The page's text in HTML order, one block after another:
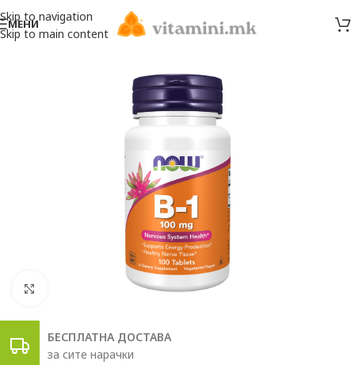
Skip to navigation
Skip to main content
МЕНИ
БЕСПЛАТНА ДОСТАВА
за сите нарачки